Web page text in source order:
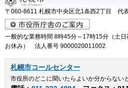
〒060-8611 札幌市中央区北1条西2丁目 代
一般的な業務時間 8時45分～17時15分（土
お休み） 法人番号 9000020011002
札幌市コールセンター
市役所のどこに聞いたらよいか分からない